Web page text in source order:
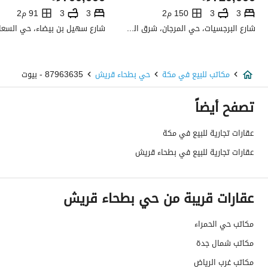
تفاصيل اضافية
عرض الشارع
25
رقم المخطط
رقم صك الملكية
واجهة العقار
-
حدود واطوال العقار
-
الضمانات والمدة
-
قنوات الاعلان
هل يوجد اي التزام على
3
3
150 م2
شارع البرجسيات، حي المرجان، شرق الرياض، الرياض
3
3 91 م2
مكاتب للبيع في مكة حي بطحاء قريش 87963635 - بيوت
تصفح أيضاً
عقارات تجارية للبيع في مكة
عقارات تجارية للبيع في بطحاء قريش
عقارات قريبة من حي بطحاء قريش
مكاتب حي الحمراء
مكاتب شمال جدة
مكاتب غرب الرياض